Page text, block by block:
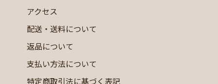
アクセス
配送・送料について
返品について
支払い方法について
特定商取引法に基づく表記